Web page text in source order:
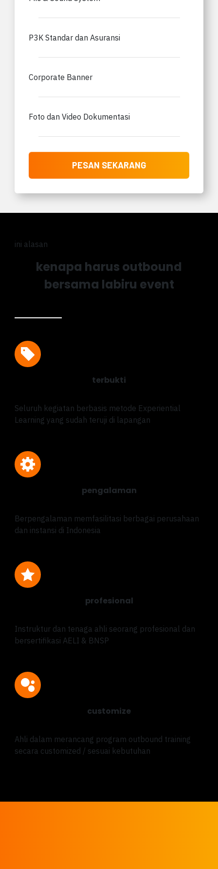
P3K Standar dan Asuransi
Corporate Banner
Foto dan Video Dokumentasi
PESAN SEKARANG
ini alasan
kenapa harus outbound
bersama labiru event
terbukti
Seluruh kegiatan berbasis metode Experiential
Learning yang sudah teruji di lapangan
pengalaman
Berpengalaman memfasilitasi berbagai perusahaan
dan instansi di Indonesia
profesional
Instruktur dan tenaga ahli seorang profesional dan
bersertifikasi AELI & BNSP
customize
Ahli dalam merancang program outbound training
secara customized / sesuai kebutuhan